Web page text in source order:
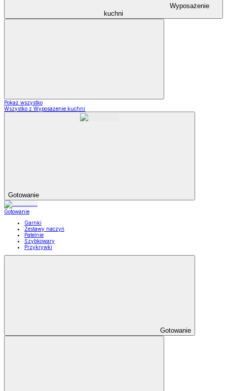
Wyposażenie
kuchni
Pokaż wszystko
Wszystko z Wyposażenie kuchni
Gotowanie
Gotowanie
Garnki
Zestawy naczyń
Patelnie
Szybkowary
Przykrywki
Gotowanie